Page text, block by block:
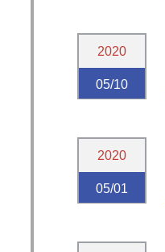
2020
05/10
2020
05/01